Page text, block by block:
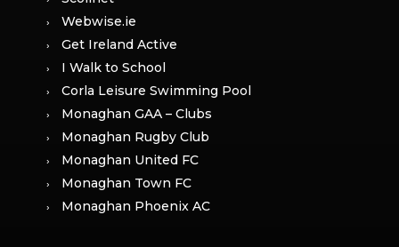
Webwise.ie
Get Ireland Active
I Walk to School
Corla Leisure Swimming Pool
Monaghan GAA – Clubs
Monaghan Rugby Club
Monaghan United FC
Monaghan Town FC
Monaghan Phoenix AC